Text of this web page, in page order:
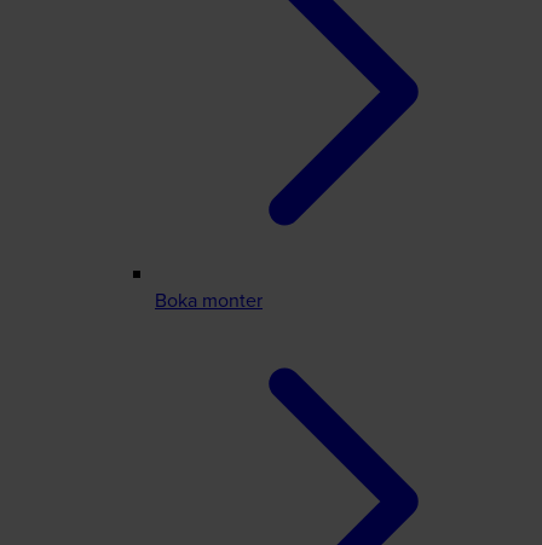
Boka monter